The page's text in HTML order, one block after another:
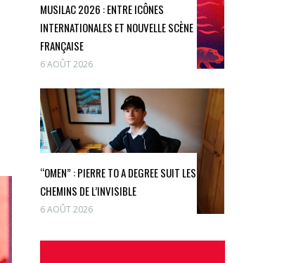
MUSILAC 2026 : ENTRE ICÔNES
INTERNATIONALES ET NOUVELLE SCÈNE
FRANÇAISE
6 AOÛT 2026
“OMEN” : PIERRE TO A DEGREE SUIT LES
CHEMINS DE L’INVISIBLE
6 AOÛT 2026